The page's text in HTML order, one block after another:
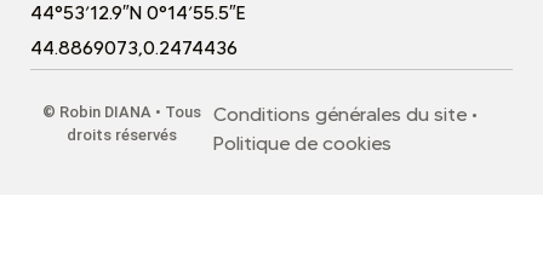
44°53’12.9″N 0°14’55.5″E
44.8869073,0.2474436
© Robin DIANA • Tous
droits réservés
Conditions générales du site•
Politique de cookies